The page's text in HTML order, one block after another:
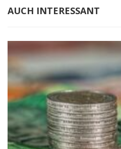
AUCH INTERESSANT